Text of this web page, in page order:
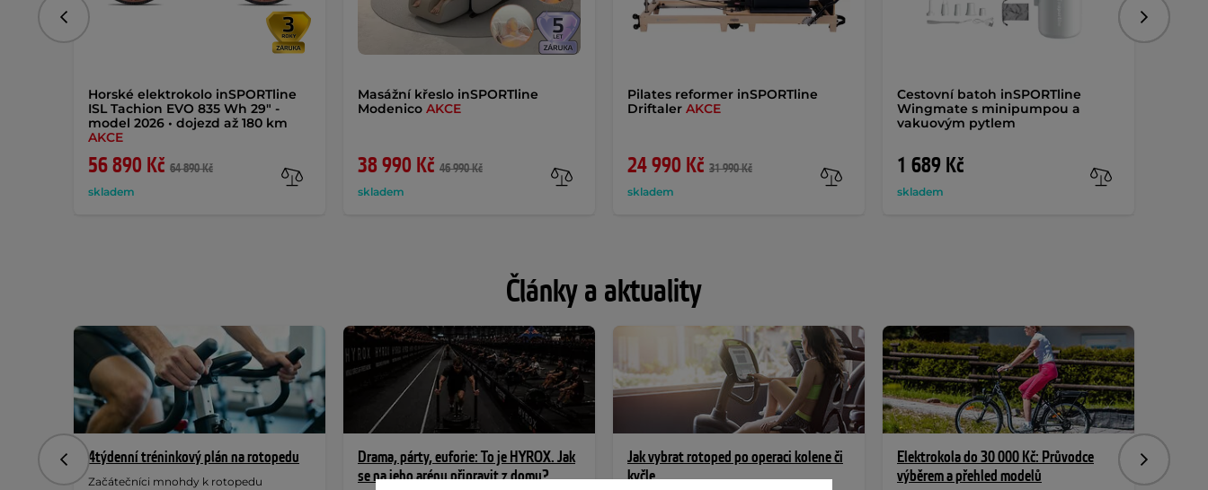
Horské elektrokolo inSPORTline
ISL Tachion EVO 835 Wh 29" -
model 2026 • dojezd až 180 km
AKCE
56 890 Kč 64 890 Kč
skladem
Masážní křeslo inSPORTline
Modenico AKCE
38 990 Kč 46 990 Kč
skladem
Pilates reformer inSPORTline
Driftaler AKCE
24 990 Kč 31 990 Kč
skladem
Cestovní batoh inSPORTline
Wingmate s minipumpou a
vakuovým pytlem
1 689 Kč
skladem
Předchozí
Články a aktuality
4týdenní tréninkový plán na rotopedu
Začátečníci mnohdy k rotopedu
Drama, párty, euforie: To je HYROX. Jak
se na jeho arénu připravit z domu?
Jak vybrat rotoped po operaci kolene či
kyčle
Elektrokola do 30 000 Kč: Průvodce
výběrem a přehled modelů
7
Předchozí